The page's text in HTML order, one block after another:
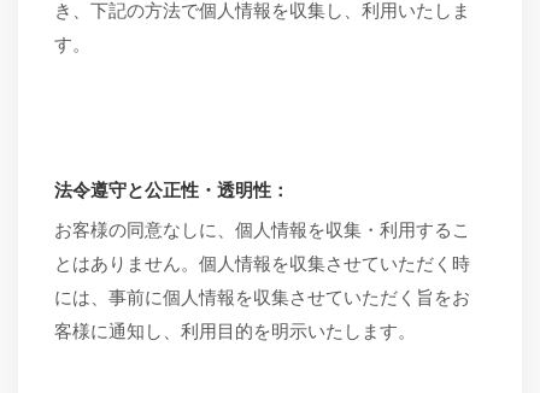
き、下記の方法で個人情報を収集し、利用いたしま
す。
法令遵守と公正性・透明性：
お客様の同意なしに、個人情報を収集・利用するこ
とはありません。個人情報を収集させていただく時
には、事前に個人情報を収集させていただく旨をお
客様に通知し、利用目的を明示いたします。